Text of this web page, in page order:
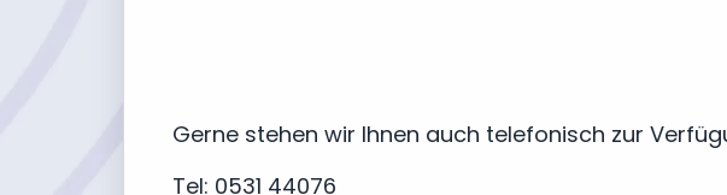
Gerne stehen wir Ihnen auch telefonisch zur
Tel: 0531 44076